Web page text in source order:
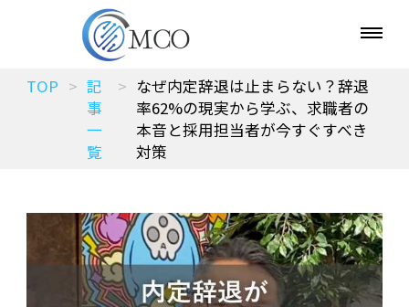
TOP
記
事
一
覧
なぜ内定辞退は止まらない？辞退
率62%の現実から学ぶ、求職者の
本音と採用担当者が今すぐすべき
対策